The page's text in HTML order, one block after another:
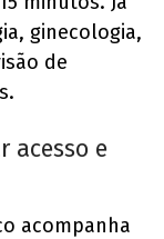
ginecologia,
de
acesso e
acompanha